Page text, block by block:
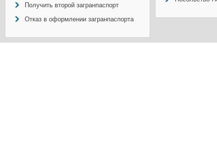
Получить второй загранпаспорт
Отказ в оформлении загранпаспорта